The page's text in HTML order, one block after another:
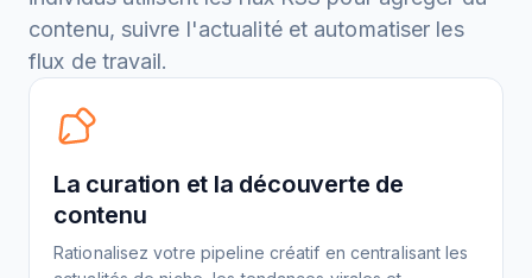
contenu, suivre l'actualité et automatiser les
flux de travail.
La curation et la découverte de
contenu
Rationalisez votre pipeline créatif en centralisant les